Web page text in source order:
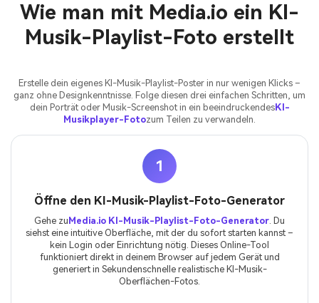
Wie man mit Media.io ein KI-
Musik-Playlist-Foto erstellt
Erstelle dein eigenes KI-Musik-Playlist-Poster in nur wenigen Klicks –
ganz ohne Designkenntnisse. Folge diesen drei einfachen Schritten, um
dein Porträt oder Musik-Screenshot in ein beeindruckendesKI-
Musikplayer-Fotozum Teilen zu verwandeln.
1
Öffne den KI-Musik-Playlist-Foto-Generator
Gehe zu Media.io KI-Musik-Playlist-Foto-Generator. Du
siehst eine intuitive Oberfläche, mit der du sofort starten kannst –
kein Login oder Einrichtung nötig. Dieses Online-Tool
funktioniert direkt in deinem Browser auf jedem Gerät und
generiert in Sekundenschnelle realistische KI-Musik-
Oberflächen-Fotos.